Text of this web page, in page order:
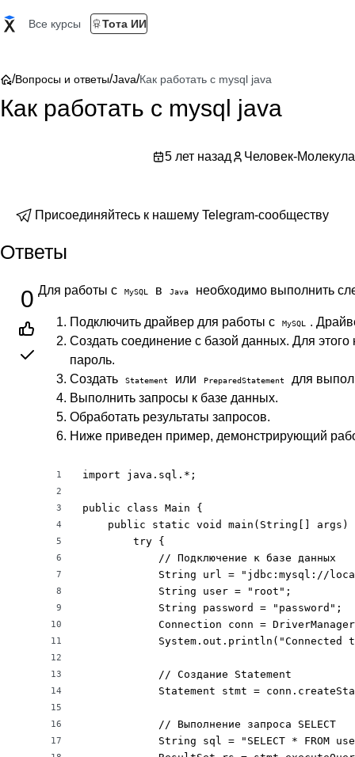
Все курсы Тота ИИ
/Вопросы и ответы/Java/Как работать с mysql java
Как работать с mysql java
5 лет назад Человек-Молекула
Присоединяйтесь к нашему Telegram-сообществу
Ответы
0 Для работы с MySQL в Java необходимо выполнить
Подключить драйвер для работы с MySQL
.
Создать соединение с базой данных. Для этого
пароль.
Создать
Statement или PreparedStatement
для
Выполнить запросы к базе данных.
Обработать результаты запросов.
Ниже приведен пример, демонстрирующий
1
2
3
4
5
6
7
8
9
10
11
12
13
14
15
16
17
import java.sql.*;
public class Main {
public static void main(String[] args)
        try {
            // Подключение к базе данных
String url = "jdbc:mysql://
            String user = "root";
            String password = "password";
Connection conn =
System.out.println("Connected
            // Создание Statement
Statement stmt =
            // Выполнение запроса SELECT
String sql = "SELECT * FROM